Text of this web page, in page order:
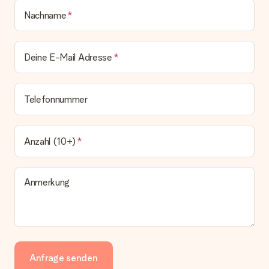
Nachname
Deine E-Mail Adresse
Telefonnummer
Anzahl (10+)
Anmerkung
Anfrage senden